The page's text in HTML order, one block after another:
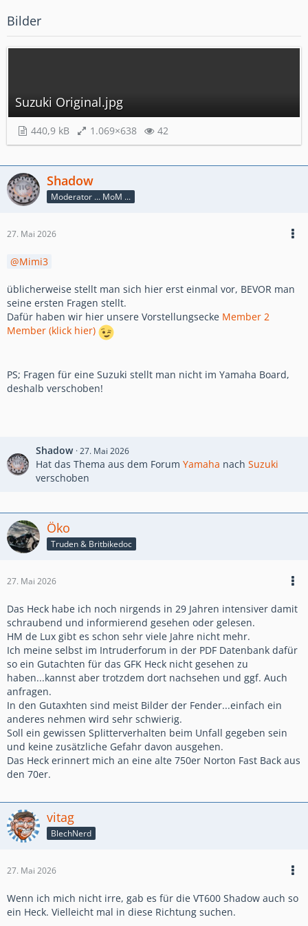
Bilder
Suzuki Original.jpg
440,9 kB 1.069×638 42
Shadow
Moderator ... MoM ...
27. Mai 2026
Mimi3
üblicherweise stellt man sich hier erst einmal vor, BEVOR man
seine ersten Fragen stellt.
Dafür haben wir hier unsere Vorstellungsecke Member 2
Member (klick hier)
PS; Fragen für eine Suzuki stellt man nicht im Yamaha Board,
deshalb verschoben!
Shadow 27. Mai 2026
Hat das Thema aus dem Forum Yamaha nach Suzuki
verschoben
Öko
Truden & Britbikedoc
27. Mai 2026
Das Heck habe ich noch nirgends in 29 Jahren intensiver damit
schraubend und informierend gesehen oder gelesen.
HM de Lux gibt es schon sehr viele Jahre nicht mehr.
Ich meine selbst im Intruderforum in der PDF Datenbank dafür
so ein Gutachten für das GFK Heck nicht gesehen zu
haben...kannst aber trotzdem dort nachsehen und ggf. Auch
anfragen.
In den Gutaxhten sind meist Bilder der Fender...einfach ein
anderes nehmen wird sehr schwierig.
Soll ein gewissen Splitterverhalten beim Unfall gegeben sein
und keine zusätzliche Gefahr davon ausgehen.
Das Heck erinnert mich an eine alte 750er Norton Fast Back aus
den 70er.
vitag
BlechNerd
27. Mai 2026
Wenn ich mich nicht irre, gab es für die VT600 Shadow auch so
ein Heck. Vielleicht mal in diese Richtung suchen.